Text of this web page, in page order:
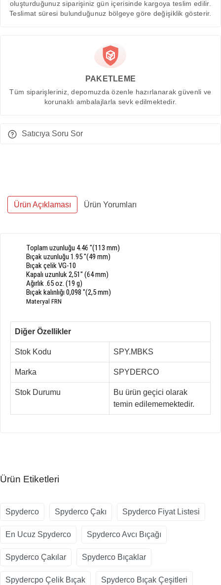
oluşturduğunuz siparişiniz gün içerisinde kargoya teslim edilir.
Teslimat süresi bulunduğunuz bölgeye göre değişiklik gösterir.
PAKETLEME
Tüm siparişleriniz, depomuzda özenle hazırlanarak güvenli ve
korunaklı ambalajlarla sevk edilmektedir.
Satıcıya Soru Sor
Ürün Açıklaması Ürün Yorumları
Toplam uzunluğu 4.46 "(113 mm)
Bıçak uzunluğu 1.95 "(49 mm)
Bıçak çelik VG-10
Kapalı uzunluk 2,51" (64 mm)
Ağırlık .65 oz. (19 g)
Bıçak kalınlığı 0,098 "(2,5 mm)
Materyal FRN
Diğer Özellikler
Stok Kodu SPY.MBKS
Marka SPYDERCO
Stok Durumu
Bu ürün geçici olarak
temin edilememektedir.
Ürün Etiketleri
Spyderco Spyderco Çakı Spyderco Fiyat Listesi
En Ucuz Spyderco Spyderco Avcı Bıçağı
Spyderco Çakılar Spyderco Bıçaklar
Spydercpo Çelik Bıçak Spyderco Bıçak Çeşitleri